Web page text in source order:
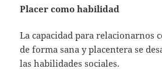
Placer como habilidad
La capacidad para relacionarnos
de forma sana y placentera se
las habilidades sociales.